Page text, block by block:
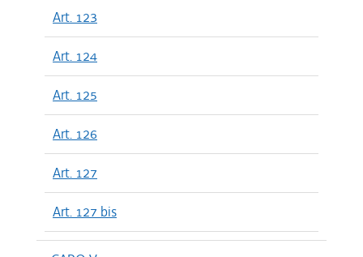
Art. 123
Art. 124
Art. 125
Art. 126
Art. 127
Art. 127 bis